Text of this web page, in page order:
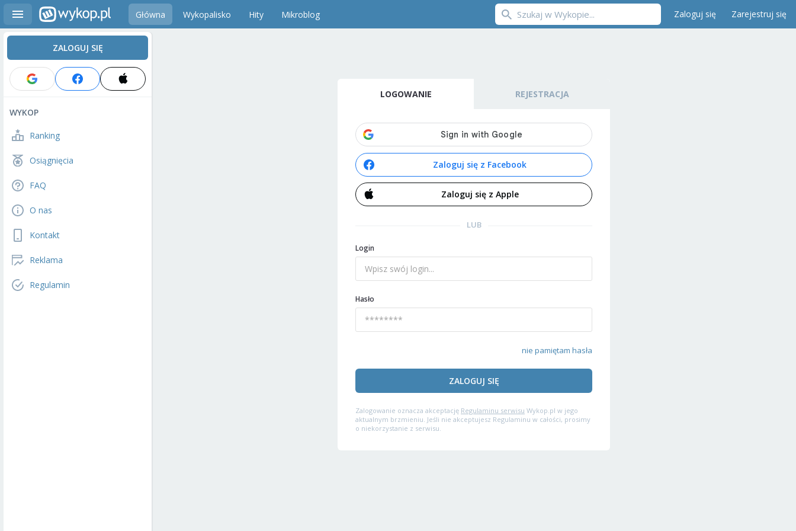
Główna Wykopalisko Hity Mikroblog Zaloguj się Zarejestruj się
ZALOGUJ SIĘ
WYKOP
Ranking
Osiągnięcia
FAQ
O nas
Kontakt
Reklama
Regulamin
LOGOWANIE REJESTRACJA
Zaloguj się z Facebook
Zaloguj się z Apple
LUB
Login
Hasło
nie pamiętam hasła
ZALOGUJ SIĘ
Zalogowanie oznacza akceptację Regulaminu serwisu Wykop.pl w jego
aktualnym brzmieniu. Jeśli nie akceptujesz Regulaminu w całości, prosimy
o niekorzystanie z serwisu.